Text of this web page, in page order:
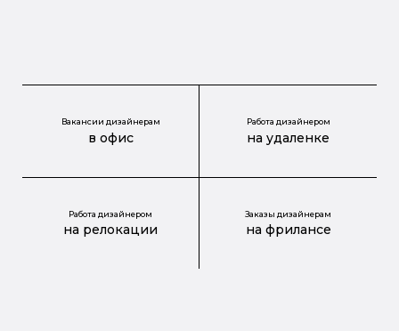
Вакансии дизайнерам
в офис
Работа дизайнером
на удаленке
Работа дизайнером
на релокации
Заказы дизайнерам
на фрилансе